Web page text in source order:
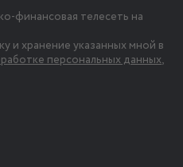
финансовая телесеть на
и хранение указанных мной в
персональных данных,